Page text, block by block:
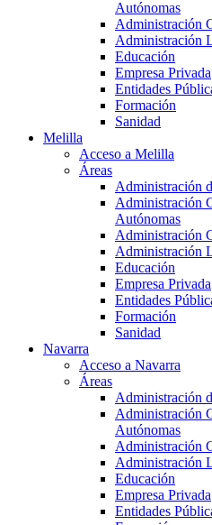
Autónomas
Administración
Administración
Educación
Empresa Privada
Entidades
Formación
Sanidad
Melilla
Acceso a Melilla
Áreas
Administración
Administración
Autónomas
Administración
Administración
Educación
Empresa Privada
Entidades
Formación
Sanidad
Navarra
Acceso a Navarra
Áreas
Administración
Administración
Autónomas
Administración
Administración
Educación
Empresa Privada
Entidades